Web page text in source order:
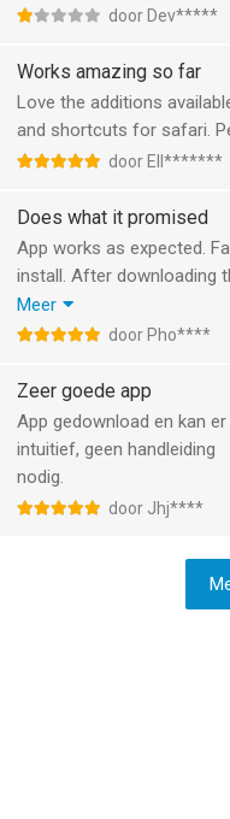
zichtbaar voor de iPhone
dagen aan hoofdbreken
router hier het probleem
andere technologieën
hotspot/sharing… zonde
door Dev*****
Works amazing so far
Love the additions
and shortcuts for safari.
door Ell*******
Does what it promised
App works as expected.
install. After downloading
immediately recognized
I’ve been using it
works. Great stuff!
Meer
door Pho****
Zeer goede app
App gedownload en kan
intuitief, geen handleiding
nodig.
door Jhj****